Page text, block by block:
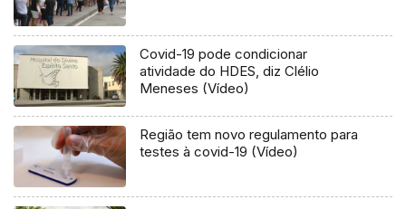
Covid-19 pode condicionar
atividade do HDES, diz Clélio
Meneses (Vídeo)
Região tem novo regulamento para
testes à covid-19 (Vídeo)